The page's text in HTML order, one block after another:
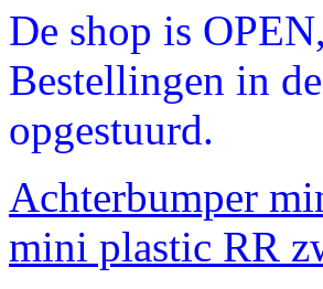
De shop is
Bestellingen in
opgestuurd.
Achterbumper
mini plastic RR